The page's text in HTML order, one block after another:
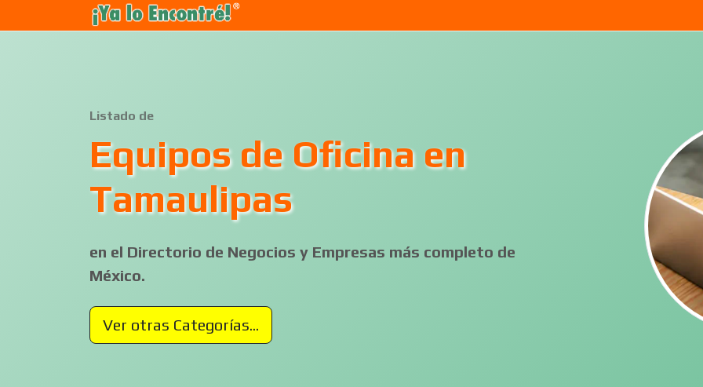
Listado de
Equipos de Oficina en
Tamaulipas
en el Directorio de Negocios y Empresas más completo de
México.
Ver otras Categorías...